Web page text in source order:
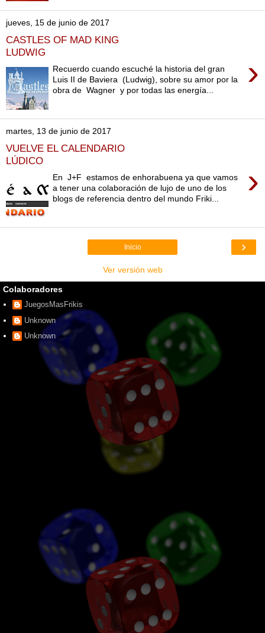
jueves, 15 de junio de 2017
CASTLES OF MAD KING
LUDWIG
›
Recuerdo cuando escuché la historia del gran
Luis II de Baviera (Ludwig), sobre su amor por la
obra de Wagner y por todas las energía...
martes, 13 de junio de 2017
VUELVE EL CALENDARIO
LÚDICO
›
En J+F estamos de enhorabuena ya que vamos
a tener una colaboración de lujo de uno de los
blogs de referencia dentro del mundo Friki...
›
Inicio
Ver versión web
Colaboradores
JuegosMasFrikis
Unknown
Unknown